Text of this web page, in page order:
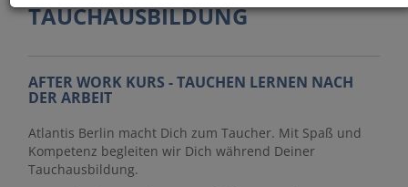
TAUCHAUSBILDUNG
AFTER WORK KURS - TAUCHEN LERNEN NACH
DER ARBEIT
Atlantis Berlin macht Dich zum Taucher. Mit Spaß und
Kompetenz begleiten wir Dich während Deiner
Tauchausbildung.